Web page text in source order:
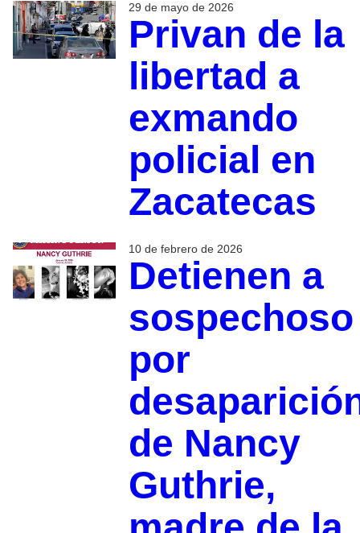
29 de mayo de 2026
Privan de la
libertad a
exmando
policial en
Zacatecas
10 de febrero de 2026
Detienen a
sospechoso
por
de Nancy
Guthrie,